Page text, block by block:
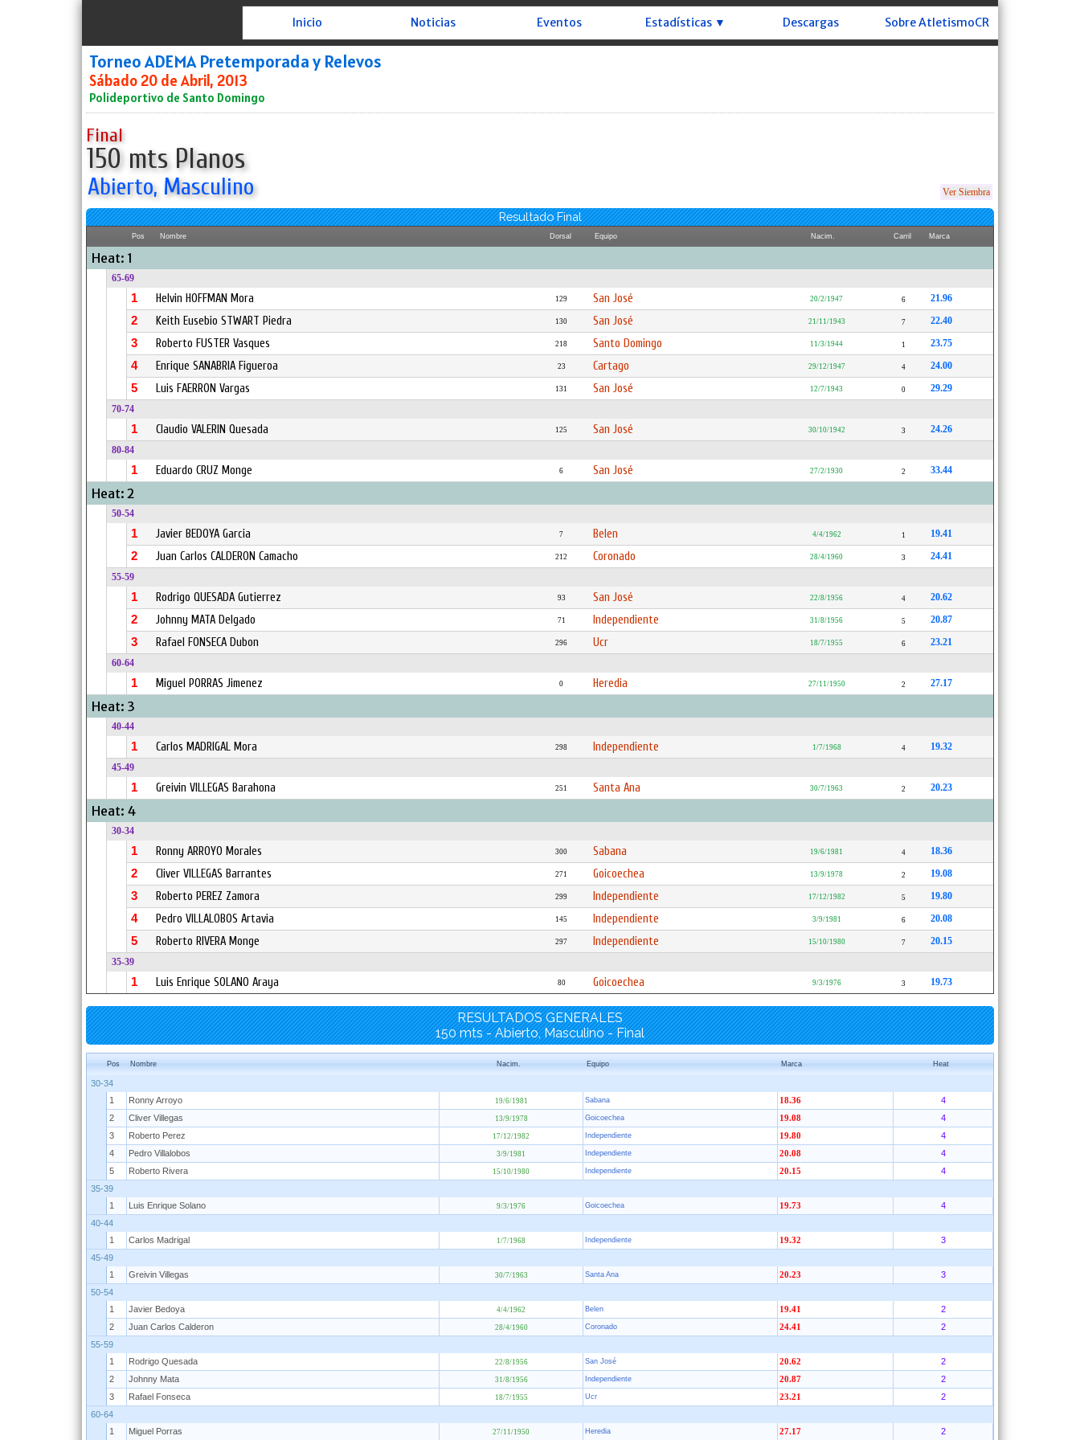
Inicio Noticias Eventos Estadísticas ▼ Descargas Sobre AtletismoCR
Torneo ADEMA Pretemporada y Relevos
Sábado 20 de Abril, 2013
Polideportivo de Santo Domingo
Final
150 mts Planos
Abierto, Masculino Ver Siembra
Resultado Final
Pos Nombre Dorsal Equipo Nacim. Carril Marca
Heat: 1
65-69
1 Helvin HOFFMAN Mora 129 San José 20/2/1947 6 21.96
2 Keith Eusebio STWART Piedra 130 San José 21/11/1943 7 22.40
3 Roberto FUSTER Vasques 218 Santo Domingo 11/3/1944 1 23.75
4 Enrique SANABRIA Figueroa 23 Cartago 29/12/1947 4 24.00
5 Luis FAERRON Vargas 131 San José 12/7/1943 0
29.29
70-74
1 Claudio VALERIN Quesada 125 San José 30/10/1942 3
24.26
80-84
1 Eduardo CRUZ Monge 6 San José 27/2/1930 2 33.44
Heat: 2
50-54
1 Javier BEDOYA Garcia 7 Belen 4/4/1962 1 19.41
2 Juan Carlos CALDERON Camacho 212 Coronado 28/4/1960 3
24.41
55-59
1 Rodrigo QUESADA Gutierrez 93 San José 22/8/1956 4 20.62
2 Johnny MATA Delgado 71 Independiente 31/8/1956 5 20.87
3 Rafael FONSECA Dubon 296 Ucr 18/7/1955 6
23.21
60-64
1 Miguel PORRAS Jimenez 0 Heredia 27/11/1950 2 27.17
Heat: 3
40-44
1 Carlos MADRIGAL Mora 298 Independiente 1/7/1968 4
19.32
45-49
1 Greivin VILLEGAS Barahona 251 Santa Ana 30/7/1963 2 20.23
Heat: 4
30-34
1 Ronny ARROYO Morales 300 Sabana 19/6/1981 4 18.36
2 Cliver VILLEGAS Barrantes 271 Goicoechea 13/9/1978 2 19.08
3 Roberto PEREZ Zamora 299 Independiente 17/12/1982 5 19.80
4 Pedro VILLALOBOS Artavia 145 Independiente 3/9/1981 6 20.08
5 Roberto RIVERA Monge 297 Independiente 15/10/1980 7
20.15
35-39
1 Luis Enrique SOLANO Araya 80 Goicoechea 9/3/1976 3 19.73
RESULTADOS GENERALES
150 mts - Abierto, Masculino - Final
Pos Nombre Nacim. Equipo Marca Heat
30-34
1
Ronny Arroyo 19/6/1981 Sabana 18.36
4
2
Cliver Villegas 13/9/1978 Goicoechea 19.08
4
3
Roberto Perez 17/12/1982 Independiente 19.80
4
4
Pedro Villalobos 3/9/1981 Independiente 20.08
4
5
Roberto Rivera 15/10/1980 Independiente 20.15
4
35-39
1
Luis Enrique Solano 9/3/1976 Goicoechea 19.73
4
40-44
1
Carlos Madrigal 1/7/1968 Independiente 19.32
3
45-49
1
Greivin Villegas 30/7/1963 Santa Ana 20.23
3
50-54
1
Javier Bedoya 4/4/1962 Belen 19.41
2
2
Juan Carlos Calderon 28/4/1960 Coronado 24.41
2
55-59
1
Rodrigo Quesada 22/8/1956 San José 20.62
2
2
Johnny Mata 31/8/1956 Independiente 20.87
2
3
Rafael Fonseca 18/7/1955 Ucr 23.21
2
60-64
1
Miguel Porras 27/11/1950 Heredia 27.17 2